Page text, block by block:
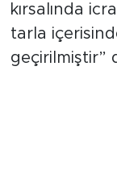
kırsalında
tarla
geçirilmiştir”